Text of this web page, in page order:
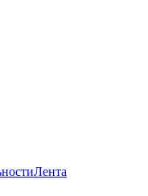
Лента